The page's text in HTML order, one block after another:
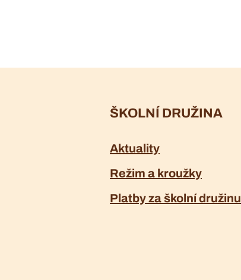
ŠKOLNÍ DRUŽINA
Aktuality
Režim a kroužky
Platby za školní družinu